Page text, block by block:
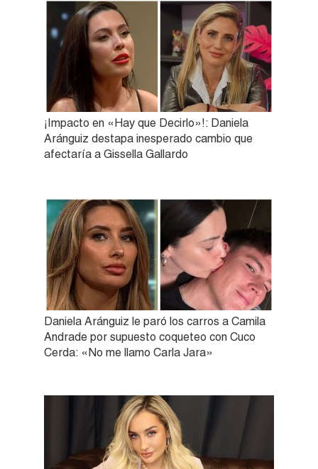
¡Impacto en «Hay que Decirlo»!: Daniela
Aránguiz destapa inesperado cambio que
afectaría a Gissella Gallardo
Daniela Aránguiz le paró los carros a Camila
Andrade por supuesto coqueteo con Cuco
Cerda: «No me llamo Carla Jara»